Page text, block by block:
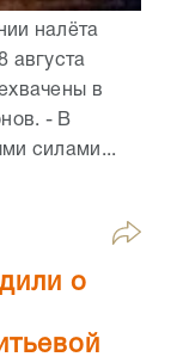
налёта
августа
в
- В
силами...
о